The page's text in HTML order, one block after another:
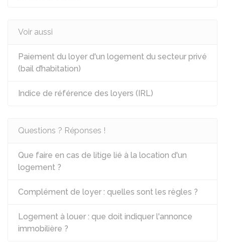
Voir aussi
Paiement du loyer d'un logement du secteur privé
(bail d’habitation)
Indice de référence des loyers (IRL)
Questions ? Réponses !
Que faire en cas de litige lié à la location d'un
logement ?
Complément de loyer : quelles sont les règles ?
Logement à louer : que doit indiquer l'annonce
immobilière ?